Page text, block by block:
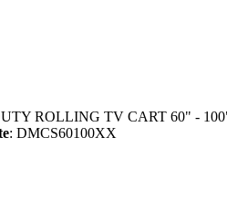
ROLLING TV CART 60" -
: DMCS60100XX